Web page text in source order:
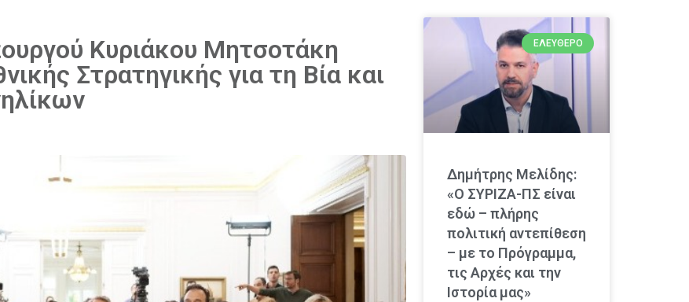
Κυριάκου Μητσοτάκη
Στρατηγικής για τη Βία και
ΕΛΕΎΘΕΡΟ
Δημήτρης Μελίδης:
«Ο ΣΥΡΙΖΑ-ΠΣ είναι
εδώ – πλήρης
πολιτική αντεπίθεση
– με το Πρόγραμμα,
τις Αρχές και την
Ιστορία μας»